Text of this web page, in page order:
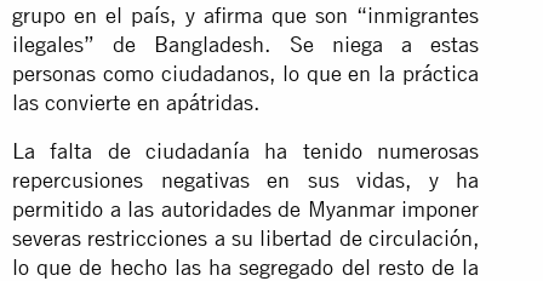
grupo en el país, y afirma que son “inmigrantes
ilegales” de Bangladesh. Se niega a estas
personas como ciudadanos, lo que en la práctica
las convierte en apátridas.
La falta de ciudadanía ha tenido numerosas
repercusiones negativas en sus vidas, y ha
permitido a las autoridades de Myanmar imponer
severas restricciones a su libertad de circulación,
lo que de hecho las ha segregado del resto de la